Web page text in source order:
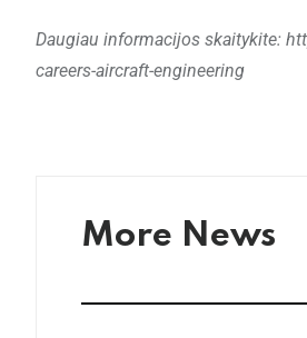
Daugiau informacijos skaitykite:
careers-aircraft-engineering
More News